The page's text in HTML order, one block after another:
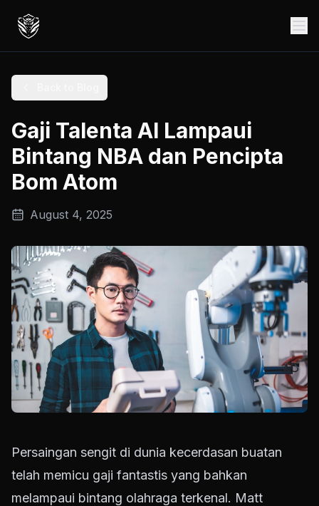
Gaji Talenta AI Lampaui
Bintang NBA dan Pencipta
Bom Atom
August 4, 2025
Persaingan sengit di dunia kecerdasan buatan
telah memicu gaji fantastis yang bahkan
melampaui bintang olahraga terkenal. Matt